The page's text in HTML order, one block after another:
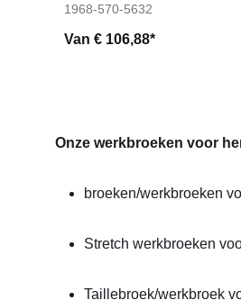
1968-570-5632
Van € 106,88*
Onze werkbroeken voor
broeken/werkbroeken
Stretch werkbroeken
Taillebroek/werkbroek